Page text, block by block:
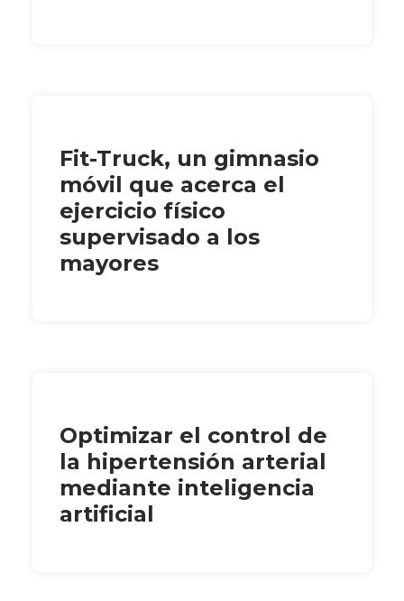
Fit-Truck, un gimnasio
móvil que acerca el
ejercicio físico
supervisado a los
mayores
Optimizar el control de
la hipertensión arterial
mediante inteligencia
artificial